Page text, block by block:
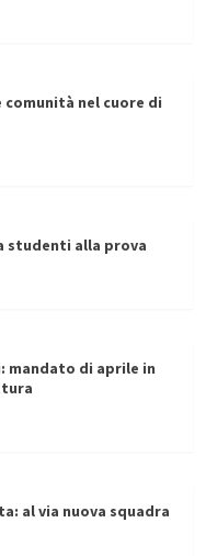
comunità nel cuore di
studenti alla prova
mandato di aprile in
al via nuova squadra